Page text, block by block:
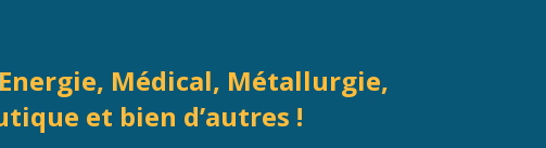
Médical, Métallurgie,
et bien d’autres !